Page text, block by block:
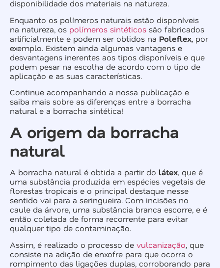
disponibilidade dos materiais na natureza.
Enquanto os polímeros naturais estão disponíveis
na natureza, os polímeros sintéticos são fabricados
artificialmente e podem ser obtidos na Poleflex, por
exemplo. Existem ainda algumas vantagens e
desvantagens inerentes aos tipos disponíveis e que
podem pesar na escolha de acordo com o tipo de
aplicação e as suas características.
Continue acompanhando a nossa publicação e
saiba mais sobre as diferenças entre a borracha
natural e a borracha sintética!
A origem da borracha
natural
A borracha natural é obtida a partir do látex, que é
uma substância produzida em espécies vegetais de
florestas tropicais e o principal destaque nesse
sentido vai para a seringueira. Com incisões no
caule da árvore, uma substância branca escorre, e é
então coletada de forma recorrente para evitar
qualquer tipo de contaminação.
Assim, é realizado o processo de vulcanização, que
consiste na adição de enxofre para que ocorra o
rompimento das ligações duplas, corroborando para